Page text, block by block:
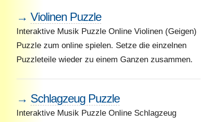
→ Violinen Puzzle
Interaktive Musik Puzzle Online Violinen (Geigen)
Puzzle zum online spielen. Setze die einzelnen
Puzzleteile wieder zu einem Ganzen zusammen.
→ Schlagzeug Puzzle
Interaktive Musik Puzzle Online Schlagzeug